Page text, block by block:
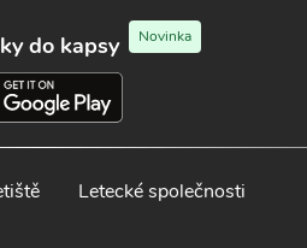
do kapsy Novinka
Letecké společnosti